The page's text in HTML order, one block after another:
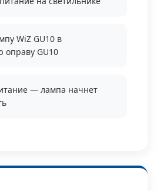
WiZ GU10 в
оправу GU10
— лампа начнет